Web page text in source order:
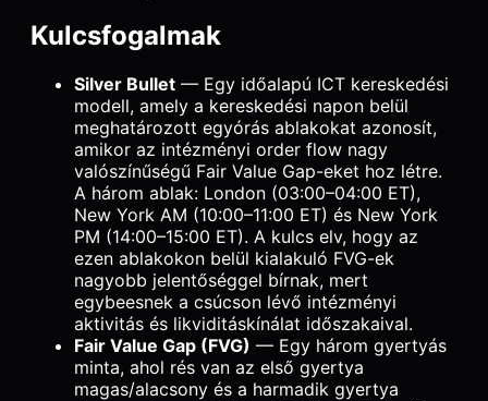
Kulcsfogalmak
Silver Bullet — Egy időalapú ICT kereskedési
modell, amely a kereskedési napon belül
meghatározott egyórás ablakokat azonosít,
amikor az intézményi order flow nagy
valószínűségű Fair Value Gap-eket hoz létre.
A három ablak: London (03:00–04:00 ET),
New York AM (10:00–11:00 ET) és New York
PM (14:00–15:00 ET). A kulcs elv, hogy az
ezen ablakokon belül kialakuló FVG-ek
nagyobb jelentőséggel bírnak, mert
egybeesnek a csúcson lévő intézményi
aktivitás és likviditáskínálat időszakaival.
Fair Value Gap (FVG) — Egy három gyertyás
minta, ahol rés van az első gyertya
magas/alacsony és a harmadik gyertya